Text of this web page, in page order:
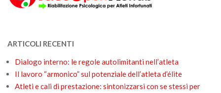
ARTICOLI RECENTI
Dialogo interno: le regole autolimitanti nell’atleta
Il lavoro “armonico” sul potenziale dell’atleta d’élite
Atleti e cali di prestazione: sintonizzarsi con se stessi per